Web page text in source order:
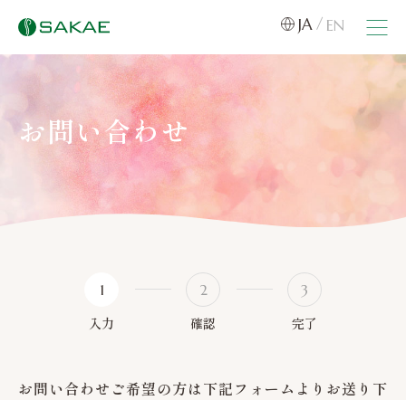
お問い合わせ
1
入力
2
確認
3
完了
お問い合わせご希望の方は下記フォームよりお送り下
EN
JA